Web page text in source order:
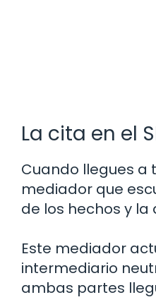
La cita en el
Cuando llegues a
mediador que
de los hechos y
Este mediador
intermediario
ambas partes